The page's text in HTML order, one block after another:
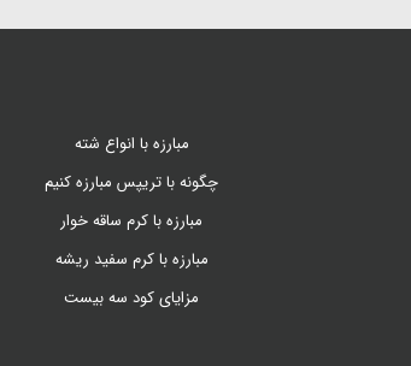
مبارزه با انواع شته
چگونه با تریپس مبارزه کنیم
مبارزه با کرم ساقه خوار
مبارزه با کرم سفید ریشه
مزایای کود سه بیست